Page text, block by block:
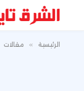
الرئيسية » مقالات